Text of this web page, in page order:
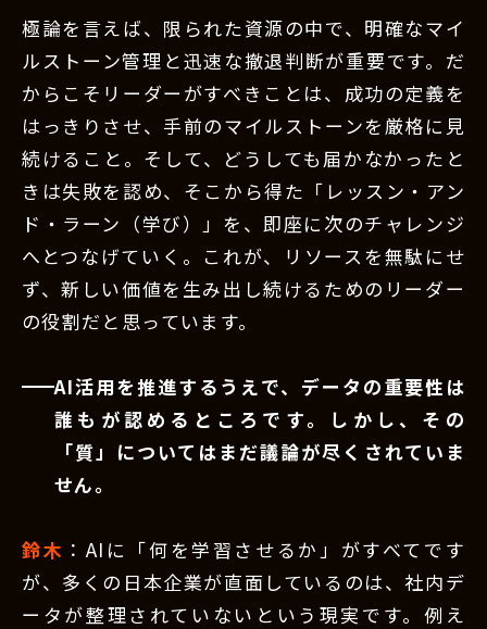
極論を言えば、限られた資源の中で、明確なマイ
ルストーン管理と迅速な撤退判断が重要です。だ
からこそリーダーがすべきことは、成功の定義を
はっきりさせ、手前のマイルストーンを厳格に見
続けること。そして、どうしても届かなかったと
きは失敗を認め、そこから得た「レッスン・アン
ド・ラーン（学び）」を、即座に次のチャレンジ
へとつなげていく。これが、リソースを無駄にせ
ず、新しい価値を生み出し続けるためのリーダー
の役割だと思っています。
AI活用を推進するうえで、データの重要性は
誰もが認めるところです。しかし、その
「質」についてはまだ議論が尽くされていま
せん。
鈴木 ：AIに「何を学習させるか」がすべてです
が、多くの日本企業が直面しているのは、社内デ
ータが整理されていないという現実です。例え